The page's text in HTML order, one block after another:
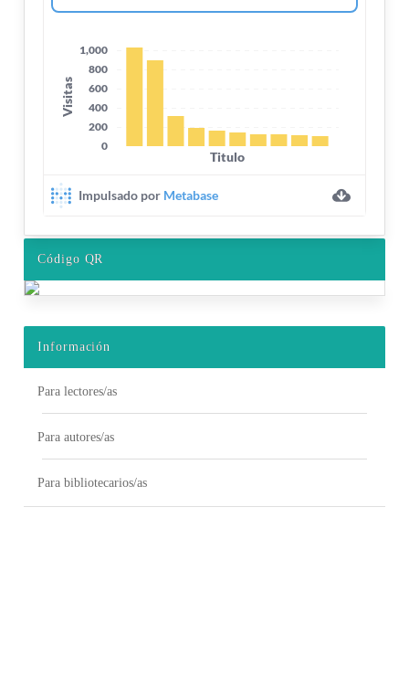
Código QR
Información
Para lectores/as
Para autores/as
Para bibliotecarios/as